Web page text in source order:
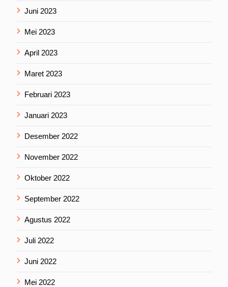
Juni 2023
Mei 2023
April 2023
Maret 2023
Februari 2023
Januari 2023
Desember 2022
November 2022
Oktober 2022
September 2022
Agustus 2022
Juli 2022
Juni 2022
Mei 2022